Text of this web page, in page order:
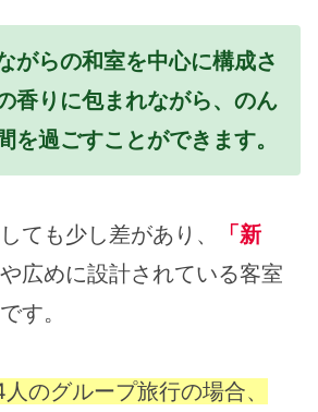
がらの和室を中心に構成さ
香りに包まれながら、のん
を過ごすことができます。
ても少し差があり、
「新
広めに設計されている客室
す。
のグループ旅行の場合、